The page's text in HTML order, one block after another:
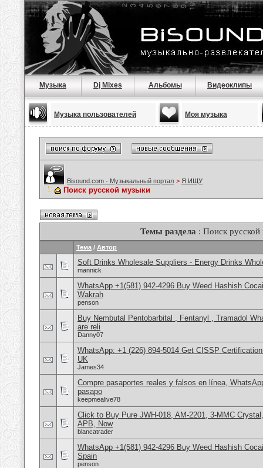
Музыка Dj Mixes Альбомы Видеоклипы
Музыка пользователей Моя музыка
Bisound.com - Музыкальный портал > Я ИЩУ
Поиск русской музыки
Темы раздела : Поиск
Тема / Автор
Soft Drinks Wholesale Suppliers - Energy Drinks
mannick
WhatsApp +1(581) 942-4296 Buy Weed Hashish
Wakrah
penson
Buy Nembutal Pentobarbital , Fentanyl , Tramadol
are reli
Danny07
WhatsApp: +1 (226) 894-5014​ Get CISSP
UK
James34
Compre pasaportes reales y falsos en línea,
pasapo
keepmealive78
Click to Buy Pure JWH-018, AM-2201, 3-MMC
APB, Now
blancatrader
WhatsApp +1(581) 942-4296 Buy Weed Hashish
Spain
penson